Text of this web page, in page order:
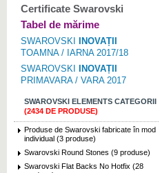
Certificate Swarovski
Tabel de mărime
SWAROVSKI
INOVAȚII
TOAMNA / IARNA 2017/18
SWAROVSKI
INOVAȚII
PRIMAVARA / VARA 2017
SWAROVSKI ELEMENTS CATEGORII
(2434 DE PRODUSE)
Produse de Swarovski fabricate în mod
individual (3 produse)
Swarovski Round Stones (9 produse)
Swarovski Flat Backs No Hotfix (28